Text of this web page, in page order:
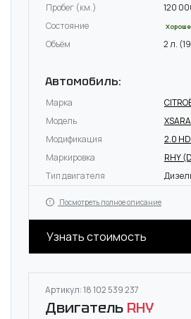
Пробег (км.)
120
Состояние
Объём 2 л.
Автомобиль:
Марка
Модель
Модификация
2.0
Маркировка
RHY
Тип двигателя
Посмотреть полное описание
Узнать стоимость
Артикул: 18 102 539 237
Двигатель RHY